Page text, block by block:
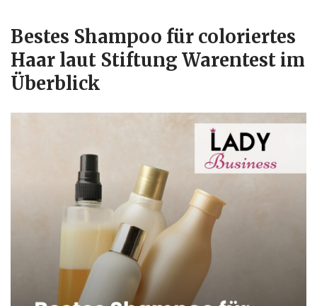
Bestes Shampoo für coloriertes
Haar laut Stiftung Warentest im
Überblick